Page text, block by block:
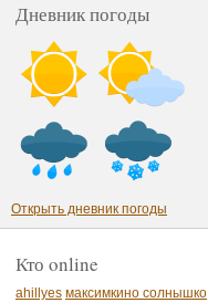
Дневник погоды
Открыть дневник погоды
Кто online
ahillyes максимкино солнышко